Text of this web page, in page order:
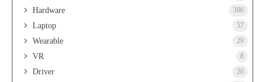
Hardware 386
Laptop 57
Wearable 29
VR 8
Driver 20